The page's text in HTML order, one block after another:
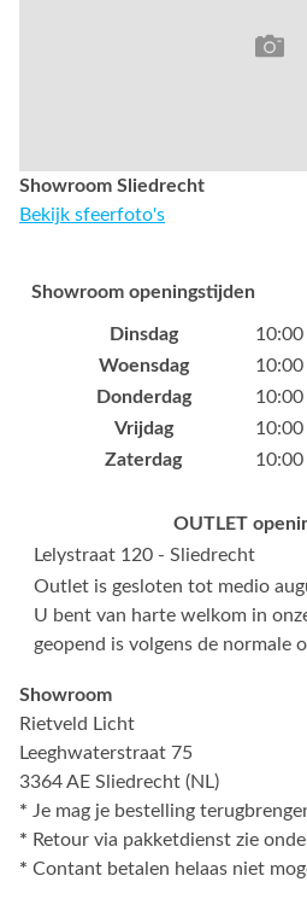
Showroom Sliedrecht
Bekijk sfeerfoto's
Showroom openingstijden
Dinsdag
Woensdag
Donderdag
Vrijdag
Zaterdag
OUTLET
Lelystraat 120 - Sliedrecht
Outlet is gesloten tot medio
U bent van harte welkom in
geopend is volgens de normale
Showroom
Rietveld Licht
Leeghwaterstraat 75
3364 AE Sliedrecht (NL)
* Je mag je bestelling
* Retour via pakketdienst zie
* Contant betalen helaas niet